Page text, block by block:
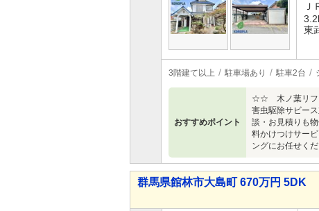
東
3階建て以上 駐車場あり 駐車2台
おすすめポイント
☆☆ 木ノ葉リフ
害虫駆除サビー
談・お見積りも
料かけつけサー
ングにお任せく
群馬県館林市大島町 670万円 5DK